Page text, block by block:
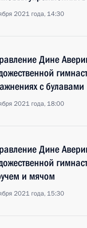
2021 года, 14:30
Дине
с булавами
2021 года, 18:00
Дине
и мячом
2021 года, 15:30